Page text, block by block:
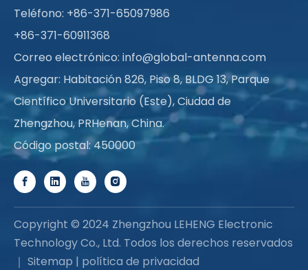
Teléfono: +86-371-65097986
+86-371-60911368
Correo electrónico: info@global-antenna.com
Agregar: Habitación 826, Piso 8, BLDG 13, Parque
Científico Universitario (Este), Ciudad de
Zhengzhou, PRHenan, China.
Código postal: 450000
Copyright © 2024 Zhengzhou LEHENG Electronic
Technology Co., Ltd. Todos los derechos reservados
｜ Sitemap | política de privacidad